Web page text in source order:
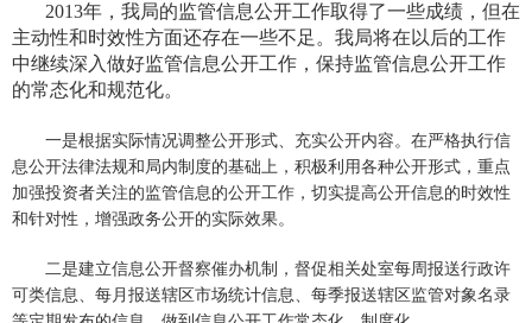
2013年，我局的监管信息公开工作取得了一些成绩，但在
主动性和时效性方面还存在一些不足。我局将在以后的工作
中继续深入做好监管信息公开工作，保持监管信息公开工作
的常态化和规范化。
一是根据实际情况调整公开形式、充实公开内容。在严格执行信
息公开法律法规和局内制度的基础上，积极利用各种公开形式，重点
加强投资者关注的监管信息的公开工作，切实提高公开信息的时效性
和针对性，增强政务公开的实际效果。
二是建立信息公开督察催办机制，督促相关处室每周报送行政许
可类信息、每月报送辖区市场统计信息、每季报送辖区监管对象名录